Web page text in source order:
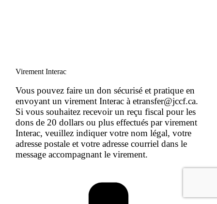
Virement Interac
Vous pouvez faire un don sécurisé et pratique en
envoyant un virement Interac à etransfer@jccf.ca.
Si vous souhaitez recevoir un reçu fiscal pour les
dons de 20 dollars ou plus effectués par virement
Interac, veuillez indiquer votre nom légal, votre
adresse postale et votre adresse courriel dans le
message accompagnant le virement.